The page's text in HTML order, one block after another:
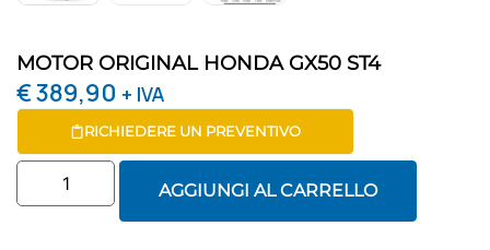
MOTOR ORIGINAL HONDA GX50 ST4
€389,90 + IVA
RICHIEDERE UN PREVENTIVO
AGGIUNGI AL CARRELLO